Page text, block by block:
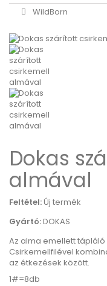
WildBorn
Dokas
almával
Feltétel:Új termék
Gyártó:DOKAS
Az alma emellett
Csirkemellfilével
az étkezések között.
1#=8db